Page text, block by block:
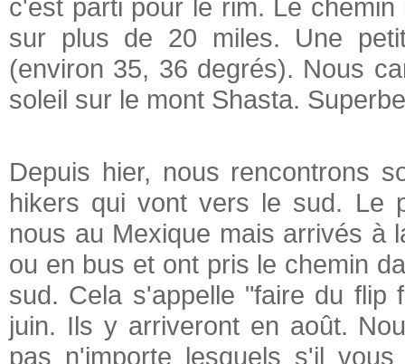
c'est parti pour le rim. Le
sur plus de 20 miles. Une
(environ 35, 36 degrés). Nous
soleil sur le mont Shasta.
Depuis hier, nous rencontrons
hikers qui vont vers le sud. Le
nous au Mexique mais arrivés à
ou en bus et ont pris le chemin
sud. Cela s'appelle "faire du
juin. Ils y arriveront en août.
pas n'importe lesquels s'il